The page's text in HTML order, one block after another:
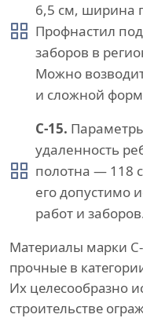
6,5 см, ширина
Профнастил
заборов в
Можно
и сложной
С-15.
удаленность
полотна — 118
его допустимо
работ и
Материалы марки
прочные в
Их целесообразно
строительстве